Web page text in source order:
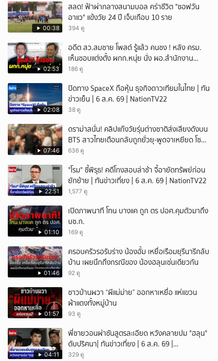
00:38
สลด! ฟ้าผ่ากลางสนามบอล คร่าชีวิต "ซอฟวัน
อาแว" แข้งวัย 24 ปี เจ็บเกือบ 10 ราย
394 ดู
02:53
อดีต สว.สมชาย โพสต์ รู้แล้ว คนชง ! หลัง ครม.
เห็นชอบแต่งตั้ง ผกก.หนุ่ย นั่ง ผอ.สำนักงาน
ป.ย.ป.
186 ดู
02:08
ปิดทาง SpaceX ถือหุ้น ธุจกิจดาวเทียมในไทย | ทัน
ข่าวเย็น | 6 ส.ค. 69 | NationTV22
38 ดู
07:46
ดราม่าสนั่น! คลิปแก๊งวัยรุ่นต่างชาติส่งเสียงดังบน
BTS สาวไทยเตือนกลับถูกยั่วยุ-พูดจาเหยียด โซ
เชียลวิจารณ์เดือด
636 ดู
22:51
"โรม" ชี้พิรุธ! คดีโกงสอบล่าช้า จี้อายัดทรัพย์ก่อน
ยักย้าย | ทันข่าวเที่ยง | 6 ส.ค. 69 | NationTV22
1,577 ดู
01:10
เปิดภาพนาที โทน บางแค ถูก ตร ปอศ.คุมตัวมาถึง
บช.ก.
169 ดู
01:46
ครอบครัวรอรับร่าง น้องอั้ม เหยื่อเรือมยุรีนารีกลับ
บ้าน เผยนึกถึงกรณีของ น้องฮลุนเช่นเดียวกัน
92 ดู
01:57
ชาวบ้านผวา “ผีแม่ม่าย” ออกหาเหยื่อ แห่แขวน
ผ้าแดงทั้งหมู่บ้าน
93 ดู
04:11
พี่ชายวอนผ่าชันสูตรละเอียด หวังคลายปม "ฮลุน"
ดับปริศนา| ทันข่าวเที่ยง | 6 ส.ค. 69 |
NationTV22
329 ดู